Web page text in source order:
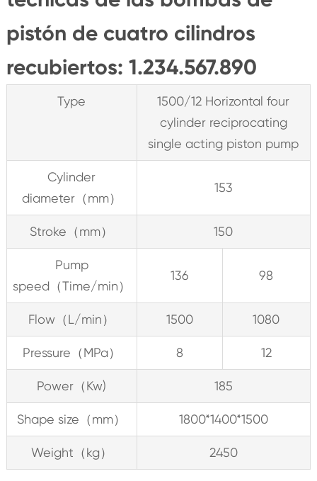
pistón de cuatro cilindros
recubiertos: 1.234.567.890
Type
1500/12 Horizontal four
cylinder reciprocating
single acting piston pump
Cylinder
diameter（mm）
153
Stroke（mm） 150
Pump
speed（Time/min）
136 98
Flow（L/min） 1500 1080
Pressure（MPa） 8 12
Power（Kw) 185
Shape size（mm） 1800*1400*1500
Weight（kg） 2450